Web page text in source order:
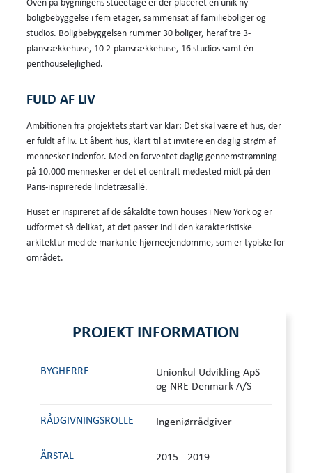
Oven på bygningens stueetage er der placeret en unik ny
boligbebyggelse i fem etager, sammensat af familieboliger og
studios. Boligbebyggelsen rummer 30 boliger, heraf tre 3-
plansrækkehuse, 10 2-plansrækkehuse, 16 studios samt én
penthouselejlighed.
FULD AF LIV
Ambitionen fra projektets start var klar: Det skal være et hus, der
er fuldt af liv. Et åbent hus, klart til at invitere en daglig strøm af
mennesker indenfor. Med en forventet daglig gennemstrømning
på 10.000 mennesker er det et centralt mødested midt på den
Paris-inspirerede lindetræsallé.
Huset er inspireret af de såkaldte town houses i New York og er
udformet så delikat, at det passer ind i den karakteristiske
arkitektur med de markante hjørneejendomme, som er typiske for
området.
PROJEKT INFORMATION
BYGHERRE
Unionkul Udvikling ApS
og NRE Denmark A/S
RÅDGIVNINGS­ROLLE Ingeniørrådgiver
ÅRSTAL 2015 - 2019